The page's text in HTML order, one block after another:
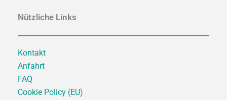
Nützliche Links
Kontakt
Anfahrt
FAQ
Cookie Policy (EU)